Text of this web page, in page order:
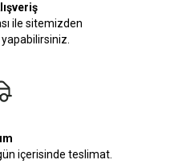
ile sitemizden
içerisinde teslimat.